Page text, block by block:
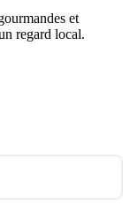
et
regard local.